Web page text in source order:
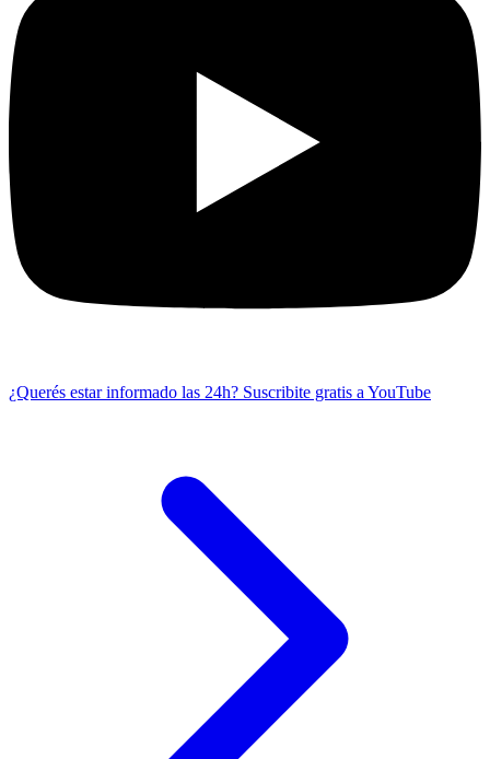
¿Querés estar informado las 24h? Suscribite gratis a YouTube